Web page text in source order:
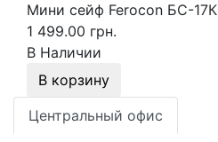
Мини сейф Ferocon БС-17К
1 499.00 грн.
В Наличии
В корзину
Центральный офис